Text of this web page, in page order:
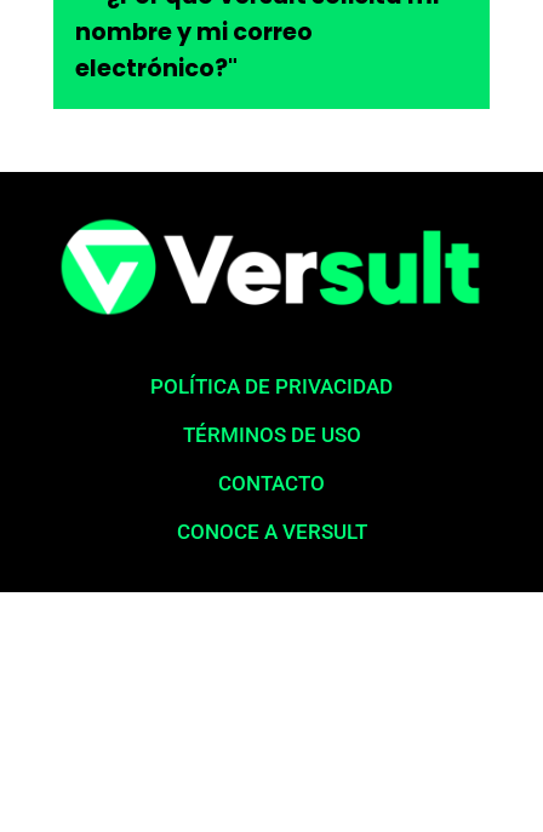
nombre y mi correo
electrónico?"
POLÍTICA DE PRIVACIDAD
TÉRMINOS DE USO
CONTACTO
CONOCE A VERSULT